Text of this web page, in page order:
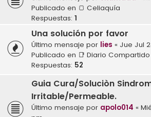
Publicado en 🍞 Celiaquía
Respuestas: 1
Una solución por favor
Último mensaje por lies « Jue Jul
Publicado en 📑 Diario Compartido
Respuestas: 52
Guia Cura/Soluciòn
Irritable/Permeable.
Último mensaje por apolo014 «